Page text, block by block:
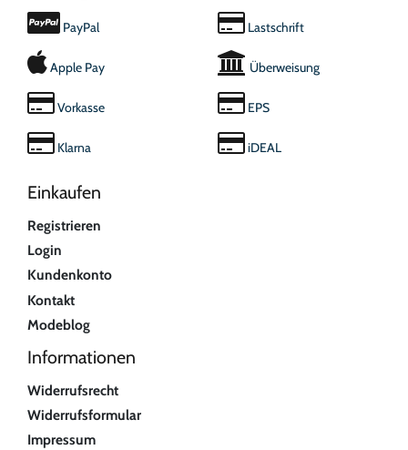
PayPal
Apple Pay
Vorkasse
Klarna
Lastschrift
Überweisung
EPS
iDEAL
Einkaufen
Registrieren
Login
Kundenkonto
Kontakt
Modeblog
Informationen
Widerrufsrecht
Widerrufsformular
Impressum